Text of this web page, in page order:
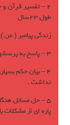
2 – تفسير قرآن
طول 23سال
زندگی پيامبر ( ص
3 – پاسخ به پرسشهای دانشمندان ملل و شهرهای ديگر .
4 – بيان حکم
نداشت .
5 – حل مسائل
پاره ای از